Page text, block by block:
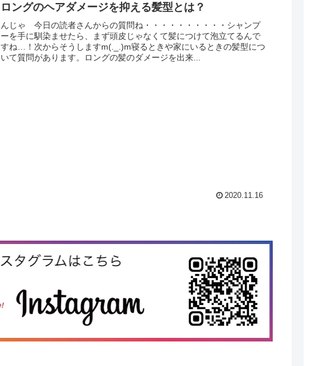
ロングのヘアダメージを抑える髪型とは？
んじゃ 今日の読者さんからの質問ね・・・・・・・・・・シャンプ
ーを手に馴染ませたら、まず頭皮じゃなくて髪につけて泡立てるんで
すね…！次からそうしますm(._.)m寝るときや家にいるときの髪型につ
いて質問があります。ロングの髪のダメージを出来...
2020.11.16